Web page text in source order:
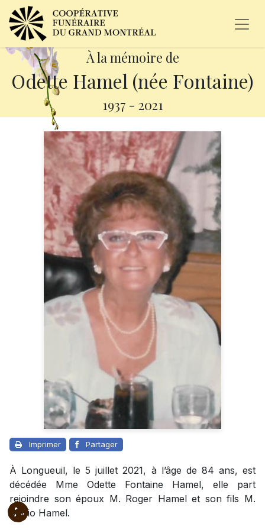
À la mémoire de
Odette Hamel (née Fontaine)
1937 - 2021
Imprimer Partager
À Longueuil, le 5 juillet 2021, à l’âge de 84 ans, est
décédée Mme Odette Fontaine Hamel, elle part
rejoindre son époux M. Roger Hamel et son fils M.
Mario Hamel.